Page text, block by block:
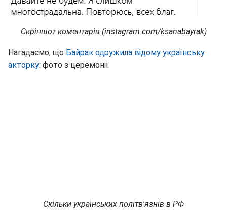
Скріншот коментарів (instagram.com/ksanabayrak)
Нагадаємо, що Байрак одружила відому українську
акторку: фото з церемонії.
Скільки українських політв'язнів в РФ